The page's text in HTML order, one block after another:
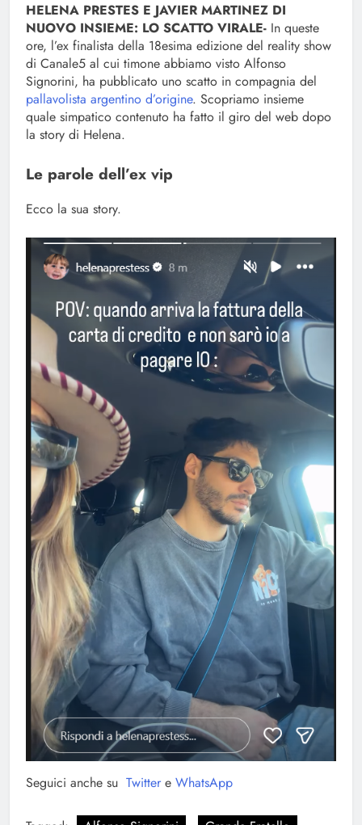
HELENA PRESTES E JAVIER MARTINEZ DI
NUOVO INSIEME: LO SCATTO VIRALE- In queste
ore, l’ex finalista della 18esima edizione del reality show
di Canale5 al cui timone abbiamo visto Alfonso
Signorini, ha pubblicato uno scatto in compagnia del
pallavolista argentino d’origine. Scopriamo insieme
quale simpatico contenuto ha fatto il giro del web dopo
la story di Helena.
Le parole dell’ex vip
Ecco la sua story.
Seguici anche su Twitter e WhatsApp